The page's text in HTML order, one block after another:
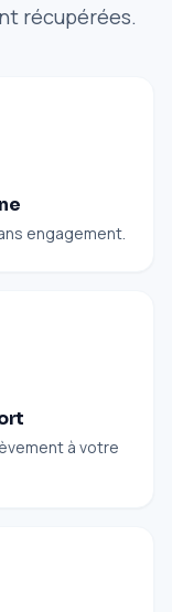
récupérées.
engagement.
à votre